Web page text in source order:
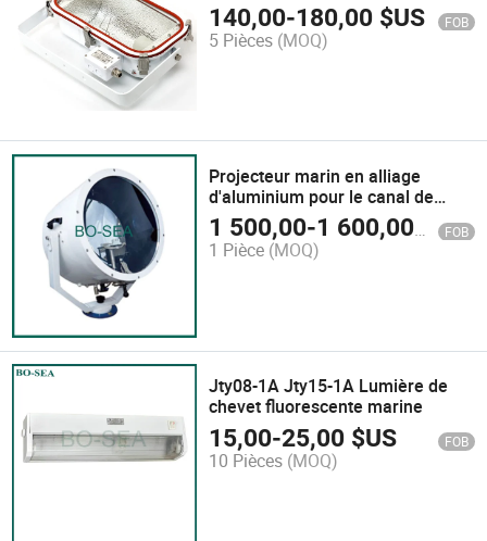
140,00-180,00 $US FOB
5 Pièces (MOQ)
Projecteur marin en alliage
d'aluminium pour le canal de
Suez
1 500,00-1 600,00$US
FOB
1 Pièce (MOQ)
Jty08-1A Jty15-1A Lumière de
chevet fluorescente marine
15,00-25,00 $US FOB
10 Pièces (MOQ)